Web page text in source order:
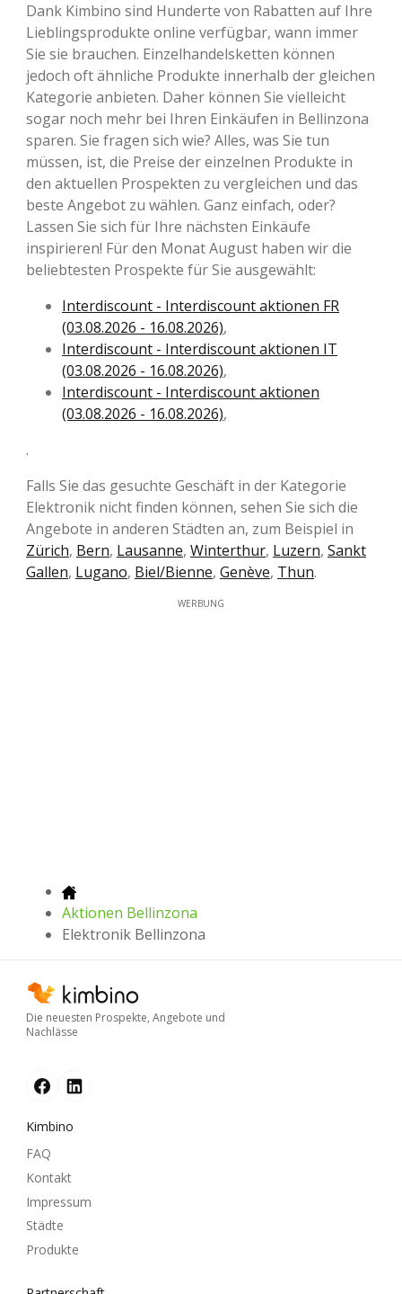
Dank Kimbino sind Hunderte von Rabatten auf Ihre
Lieblingsprodukte online verfügbar, wann immer
Sie sie brauchen. Einzelhandelsketten können
jedoch oft ähnliche Produkte innerhalb der gleichen
Kategorie anbieten. Daher können Sie vielleicht
sogar noch mehr bei Ihren Einkäufen in Bellinzona
sparen. Sie fragen sich wie? Alles, was Sie tun
müssen, ist, die Preise der einzelnen Produkte in
den aktuellen Prospekten zu vergleichen und das
beste Angebot zu wählen. Ganz einfach, oder?
Lassen Sie sich für Ihre nächsten Einkäufe
inspirieren! Für den Monat August haben wir die
beliebtesten Prospekte für Sie ausgewählt:
Interdiscount - Interdiscount aktionen FR
(03.08.2026 - 16.08.2026),
Interdiscount - Interdiscount aktionen IT
(03.08.2026 - 16.08.2026),
Interdiscount - Interdiscount aktionen
(03.08.2026 - 16.08.2026),
.
Falls Sie das gesuchte Geschäft in der Kategorie
Elektronik nicht finden können, sehen Sie sich die
Angebote in anderen Städten an, zum Beispiel in
Zürich, Bern, Lausanne, Winterthur, Luzern, Sankt
Gallen, Lugano, Biel/Bienne, Genève, Thun.
WERBUNG
Aktionen Bellinzona
Elektronik Bellinzona
Die neuesten Prospekte, Angebote und
Nachlässe
Kimbino
FAQ
Kontakt
Impressum
Städte
Produkte